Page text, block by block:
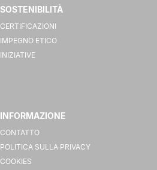
SOSTENIBILITÀ
CERTIFICAZIONI
IMPEGNO ETICO
INIZIATIVE
INFORMAZIONE
CONTATTO
POLITICA SULLA PRIVACY
COOKIES